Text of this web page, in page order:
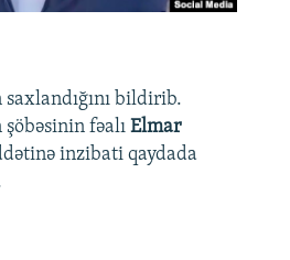
bildirib.
fəalı Elmar
inzibati qaydada